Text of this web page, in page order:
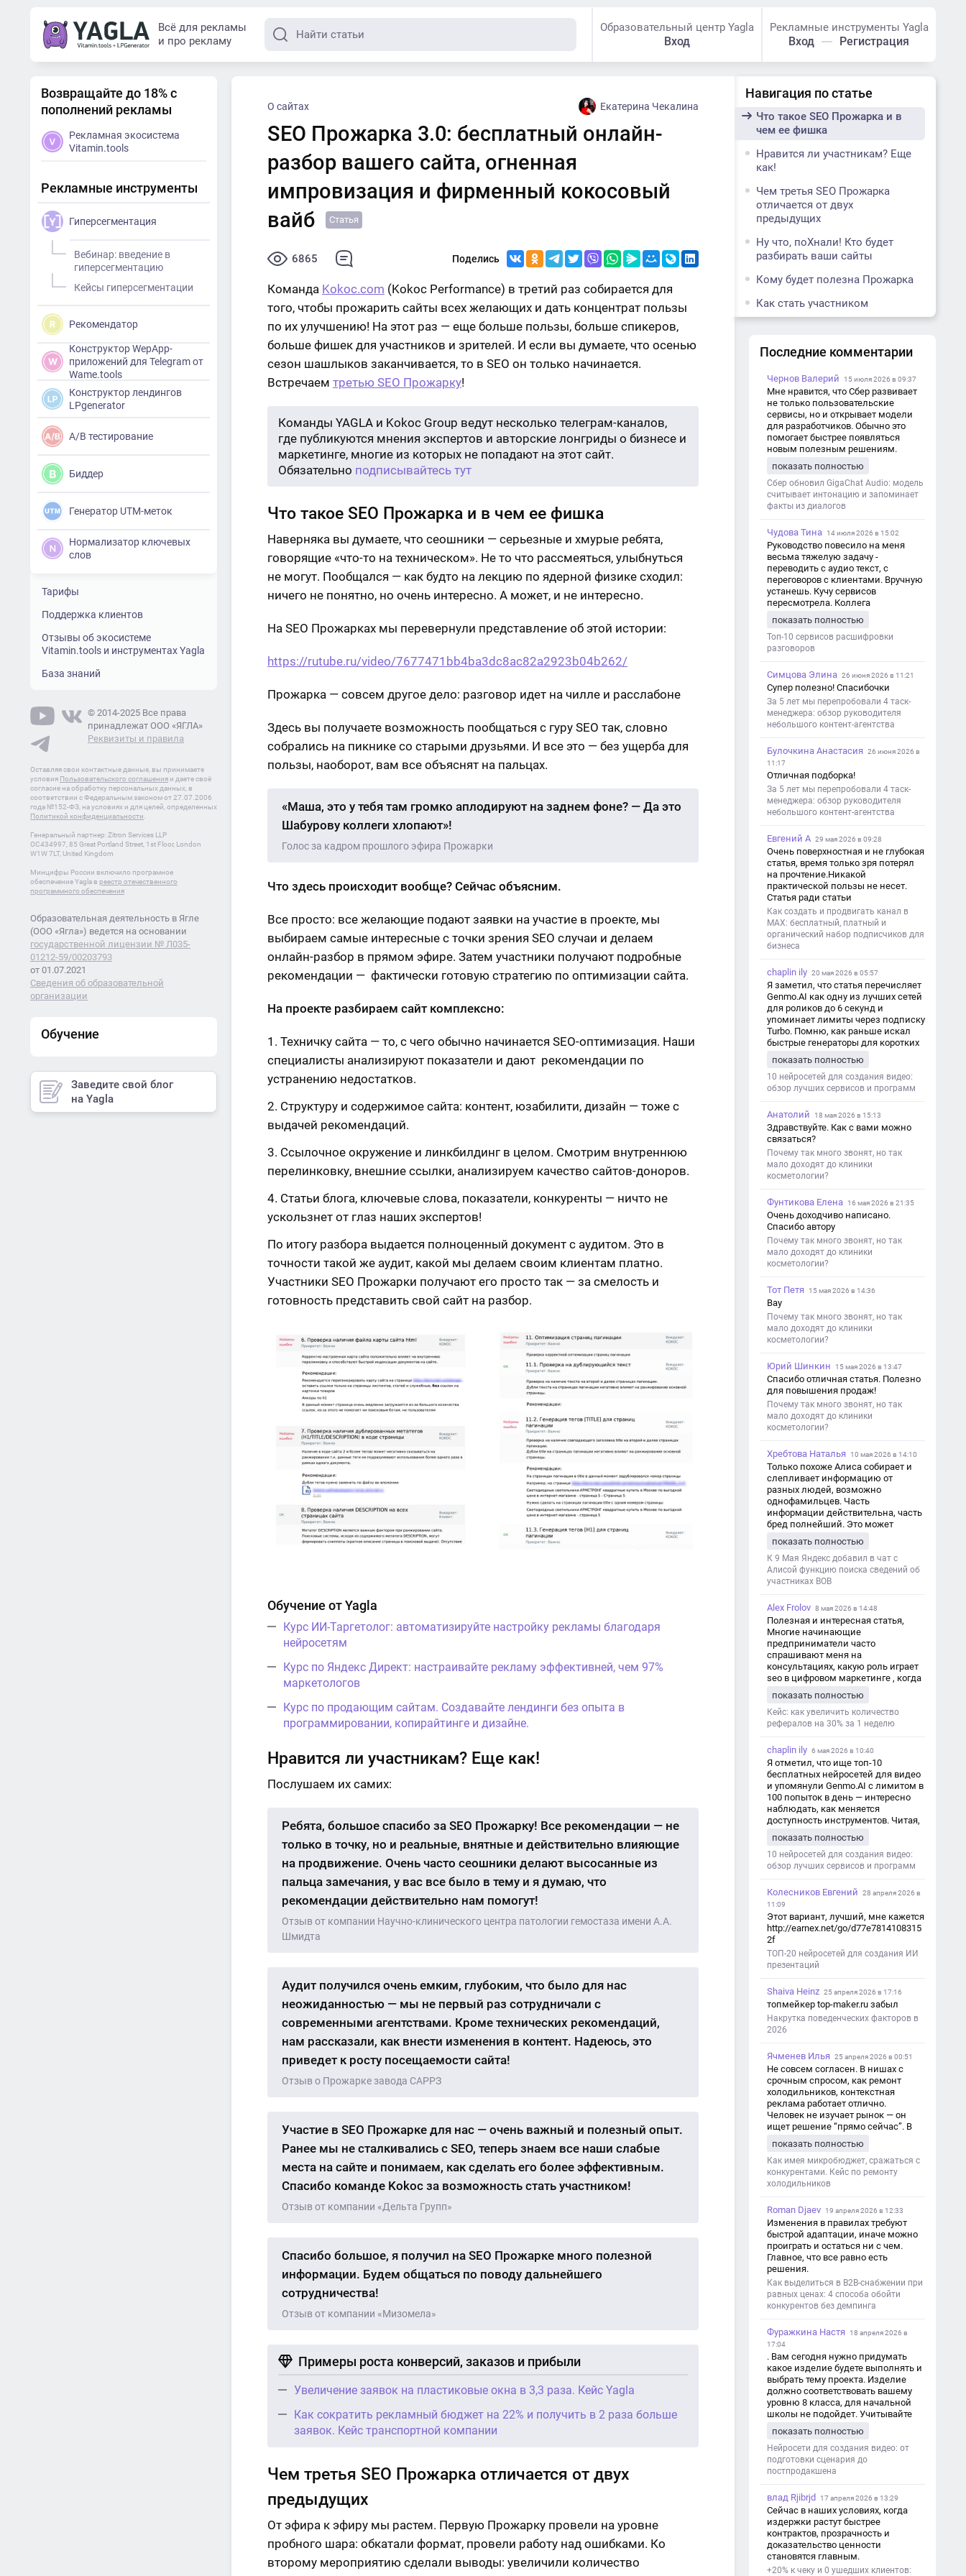
Всё для рекламы
и про рекламу
Образовательный центр Yagla
Вход
Рекламные инструменты Yagla
Вход Регистрация
Навигация по статье
Что такое SEO Прожарка и в
чем ее фишка
Нравится ли участникам? Еще
как!
Чем третья SEO Прожарка
отличается от двух
предыдущих
Ну что, поХнали! Кто будет
разбирать ваши сайты
Кому будет полезна Прожарка
Как стать участником
Прожарки
О сайтах Екатерина Чекалина
SEO Прожарка 3.0: бесплатный онлайн-
разбор вашего сайта, огненная
импровизация и фирменный кокосовый
вайб
Статья
6865 Поделись
Команда Kokoc.com (Kokoc Performance) в третий раз собирается для
того, чтобы прожарить сайты всех желающих и дать концентрат пользы
по их улучшению! На этот раз — еще больше пользы, больше спикеров,
больше фишек для участников и зрителей. И если вы думаете, что осенью
сезон шашлыков заканчивается, то в SEO он только начинается.
Встречаем третью SEO Прожарку!
Команды YAGLA и Kokoc Group ведут несколько телеграм-каналов,
где публикуются мнения экспертов и авторские лонгриды о бизнесе и
маркетинге, многие из которых не попадают на этот сайт.
Обязательно подписывайтесь тут
Что такое SEO Прожарка и в чем ее фишка
Наверняка вы думаете, что сеошники — серьезные и хмурые ребята,
говорящие «что-то на техническом». Не то что рассмеяться, улыбнуться
не могут. Пообщался — как будто на лекцию по ядерной физике сходил:
ничего не понятно, но очень интересно. А может, и не интересно.
На SEO Прожарках мы перевернули представление об этой истории:
https://rutube.ru/video/7677471bb4ba3dc8ac82a2923b04b262/
Прожарка — совсем другое дело: разговор идет на чилле и расслабоне
Здесь вы получаете возможность пообщаться с гуру SEO так, словно
собрались на пикнике со старыми друзьями. И все это — без ущерба для
пользы, наоборот, вам все объяснят на пальцах.
«Маша, это у тебя там громко аплодируют на заднем фоне? — Да это
Шабурову коллеги хлопают»!
Голос за кадром прошлого эфира Прожарки
Что здесь происходит вообще? Сейчас объясним.
Все просто: все желающие подают заявки на участие в проекте, мы
выбираем самые интересные с точки зрения SEO случаи и делаем
онлайн-разбор в прямом эфире. Затем участники получают подробные
рекомендации — фактически готовую стратегию по оптимизации сайта.
На проекте разбираем сайт комплексно:
Техничку сайта — то, с чего обычно начинается SEO-оптимизация. Наши
специалисты анализируют показатели и дают рекомендации по
устранению недостатков.
Структуру и содержимое сайта: контент, юзабилити, дизайн — тоже с
выдачей рекомендаций.
Ссылочное окружение и линкбилдинг в целом. Смотрим внутреннюю
перелинковку, внешние ссылки, анализируем качество сайтов-доноров.
Статьи блога, ключевые слова, показатели, конкуренты — ничто не
ускользнет от глаз наших экспертов!
По итогу разбора выдается полноценный документ с аудитом. Это в
точности такой же аудит, какой мы делаем своим клиентам платно.
Участники SEO Прожарки получают его просто так — за смелость и
готовность представить свой сайт на разбор.
Обучение от Yagla
Курс ИИ-Таргетолог: автоматизируйте настройку рекламы благодаря
нейросетям
Курс по Яндекс Директ: настраивайте рекламу эффективней, чем 97%
маркетологов
Курс по продающим сайтам. Создавайте лендинги без опыта в
программировании, копирайтинге и дизайне.
Нравится ли участникам? Еще как!
Послушаем их самих:
Ребята, большое спасибо за SEO Прожарку! Все рекомендации — не
только в точку, но и реальные, внятные и действительно влияющие
на продвижение. Очень часто сеошники делают высосанные из
пальца замечания, у вас все было в тему и я думаю, что
рекомендации действительно нам помогут!
Отзыв от компании Научно-клинического центра патологии гемостаза имени А.А.
Шмидта
Аудит получился очень емким, глубоким, что было для нас
неожиданностью — мы не первый раз сотрудничали с
современными агентствами. Кроме технических рекомендаций,
нам рассказали, как внести изменения в контент. Надеюсь, это
приведет к росту посещаемости сайта!
Отзыв о Прожарке завода САРРЗ
Участие в SEO Прожарке для нас — очень важный и полезный опыт.
Ранее мы не сталкивались с SEO, теперь знаем все наши слабые
места на сайте и понимаем, как сделать его более эффективным.
Спасибо команде Kokoc за возможность стать участником!
Отзыв от компании «Дельта Групп»
Спасибо большое, я получил на SEO Прожарке много полезной
информации. Будем общаться по поводу дальнейшего
сотрудничества!
Отзыв от компании «Мизомела»
Примеры роста конверсий, заказов и прибыли
Увеличение заявок на пластиковые окна в 3,3 раза. Кейс Yagla
Как сократить рекламный бюджет на 22% и получить в 2 раза больше
заявок. Кейс транспортной компании
Чем третья SEO Прожарка отличается от двух
предыдущих
От эфира к эфиру мы растем. Первую Прожарку провели на уровне
пробного шара: обкатали формат, провели работу над ошибками. Ко
второму мероприятию сделали выводы: увеличили количество
Возвращайте до 18% с
пополнений рекламы
Рекламная экосистема
Vitamin.tools
Рекламные инструменты
Гиперсегментация
Вебинар: введение в
гиперсегментацию
Кейсы гиперсегментации
Рекомендатор
Конструктор WepApp-
приложений для Telegram от
Wame.tools
Конструктор лендингов
LPgenerator
A/B тестирование
Биддер
Генератор UTM-меток
Нормализатор ключевых
слов
Тарифы
Поддержка клиентов
Отзывы об экосистеме
Vitamin.tools и инструментах Yagla
База знаний
© 2014-2025 Все права
принадлежат ООО «ЯГЛА»
Реквизиты и правила
Оставляя свои контактные данные, вы принимаете
условия Пользовательского соглашения и даете своё
согласие на обработку персональных данных, в
соответствии с Федеральным законом от 27.07.2006
года №152-ФЗ, на условиях и для целей, определенных
Политикой конфиденциальности
Генеральный партнер: Zitron Services LLP
OC434997, 85 Great Portland Street, 1st Floor, London
W1W 7LT, United Kingdom
Минцифры России включило програмное
обеспечение Yagla в реестр отечественного
программного обеспечения
Образовательная деятельность в Ягле
(ООО «Ягла») ведется на основании
государственной лицензии № Л035-
01212-59/00203793
от 01.07.2021
Сведения об образовательной
организации
Обучение
Заведите свой блог
на Yagla
Последние комментарии
Чернов Валерий 15 июля 2026 в 09:37
Мне нравится, что Сбер развивает
не только пользовательские
сервисы, но и открывает модели
для разработчиков. Обычно это
помогает быстрее появляться
новым полезным решениям.
показать полностью
Сбер обновил GigaChat Audio: модель
считывает интонацию и запоминает
факты из диалогов
Чудова Тина 14 июля 2026 в 15:02
Руководство повесило на меня
весьма тяжелую задачу -
переводить с аудио текст, с
переговоров с клиентами. Вручную
устанешь. Кучу сервисов
пересмотрела. Коллега
хорошо переводит. Мало
редактировать по итогу. Советую.
показать полностью
Топ-10 сервисов расшифровки
разговоров
Симцова Элина 26 июня 2026 в 11:21
Супер полезно! Спасибочки
За 5 лет мы перепробовали 4 таск-
менеджера: обзор руководителя
небольшого контент-агентства
Булочкина Анастасия
26 июня 2026 в
11:17
Отличная подборка!
За 5 лет мы перепробовали 4 таск-
менеджера: обзор руководителя
небольшого контент-агентства
Евгений А 29 мая 2026 в 09:28
Очень поверхностная и не глубокая
статья, время только зря потерял
на прочтение.Никакой
практической пользы не несет.
Статья ради статьи
Как создать и продвигать канал в
MAX: бесплатный, платный и
органический набор подписчиков для
бизнеса
chaplin ily 20 мая 2026 в 05:57
Я заметил, что статья перечисляет
Genmo.AI как одну из лучших сетей
для роликов до 6 секунд и
упоминает лимиты через подписку
Turbo. Помню, как раньше искал
быстрые генераторы для коротких
такой обзор именно с акцентом на
ограничения и подпись. Image V2
показать полностью
10 нейросетей для создания видео:
обзор лучших сервисов и программ
Анатолий 18 мая 2026 в 15:13
Здравствуйте. Как с вами можно
связаться?
Почему так много звонят, но так
мало доходят до клиники
косметологии?
Фунтикова Елена 16 мая 2026 в 21:35
Очень доходчиво написано.
Спасибо автору
Почему так много звонят, но так
мало доходят до клиники
косметологии?
Тот Петя 15 мая 2026 в 14:36
Вау
Почему так много звонят, но так
мало доходят до клиники
косметологии?
Юрий Шинкин 15 мая 2026 в 13:47
Спасибо отличная статья. Полезно
для повышения продаж!
Почему так много звонят, но так
мало доходят до клиники
косметологии?
Хребтова Наталья 10 мая 2026 в 14:10
Только похоже Алиса собирает и
слепливает информацию от
разных людей, возможно
однофамильцев. Часть
информации действительна, часть
бред полнейший. Это может
дезинформации
показать полностью
К 9 Мая Яндекс добавил в чат с
Алисой функцию поиска сведений об
участниках ВОВ
Alex Frolov 8 мая 2026 в 14:48
Полезная и интересная статья,
Многие начинающие
предприниматели часто
спрашивают меня на
консультациях, какую роль играет
seo в цифровом маркетинге , когда
обсуждаем их проект:
https://aseotop.com/kakuyu-rol-igraet-
seo-v-czifrovom-marketinge/
показать полностью
Кейс: как увеличить количество
рефералов на 30% за 1 неделю
chaplin ily 6 мая 2026 в 10:40
Я отметил, что ище топ-10
бесплатных нейросетей для видео
и упомянули Genmo.AI с лимитом в
100 попыток в день — интересно
наблюдать, как меняется
доступность инструментов. Читая,
с короткими клипами в телеграм-
каналах YAGLA и Kokoc Group. Flux 2
показать полностью
10 нейросетей для создания видео:
обзор лучших сервисов и программ
Колесников Евгений
28 апреля 2026 в
11:09
Этот вариант, лучший, мне кажется
http://earnex.net/go/d77e7814108315
2f
ТОП-20 нейросетей для создания ИИ
презентаций
Shaiva Heinz 25 апреля 2026 в 17:16
топмейкер top-maker.ru забыл
Накрутка поведенческих факторов в
2026
Ячменев Илья 25 апреля 2026 в 00:51
Не совсем согласен. В нишах с
срочным спросом, как ремонт
холодильников, контекстная
реклама работает отлично.
Человек не изучает рынок — он
ищет решение “прямо сейчас”. В
и ловит самый горячий трафик,
тогда как SEO в таких задачах
просто не успевает.
показать полностью
Как имея микробюджет, сражаться с
конкурентами. Кейс по ремонту
холодильников
Roman Djaev 19 апреля 2026 в 12:33
Изменения в правилах требуют
быстрой адаптации, иначе можно
проиграть и остаться ни с чем.
Главное, что все равно есть
решения.
Как выделиться в B2B-снабжении при
равных ценах: 4 способа обойти
конкурентов без демпинга
Фуражкина Настя
18 апреля 2026 в
17:04
. Вам сегодня нужно придумать
какое изделие будете выполнять и
выбрать тему проекта. Изделие
должно соответствовать вашему
уровню 8 класса, для начальной
школы не подойдет. Учитывайте
уровня работы. Структура проекта 1.
Титульный лист - Название школы.
- Тип работы: «Проектная работа». -
Тема проекта. - Кто выполнил:
должность учителя. - Город, год. 2.
Введение - Актуальность темы
(почему это важно). - Цель и
задачи проекта. - Объект и предмет
исследования. - Методы работы. 3.
Основная часть - Теоретическая
показать полностью
Нейросети для создания видео: от
подготовки сценария до
постпродакшена
влад Rjibrjd 17 апреля 2026 в 13:29
Сейчас в наших условиях, когда
издержки растут быстрее
контрактов, прозрачность и
доказательство ценности
становятся главным.
+20% к чеку и 0 ушедших клиентов: